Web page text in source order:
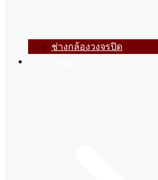
ช่างกล้องวงจรปิด